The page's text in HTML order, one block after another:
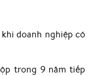
doanh nghiệp có
trong 9 năm tiếp